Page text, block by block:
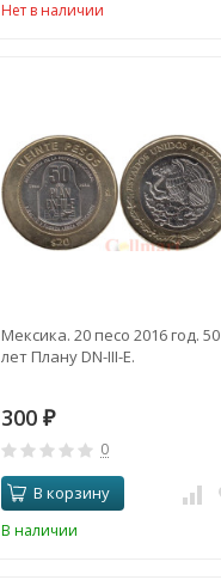
Нет в наличии
Мексика. 20 песо 2016 год. 50
лет Плану DN-III-E.
300₽
0
В корзину
В наличии